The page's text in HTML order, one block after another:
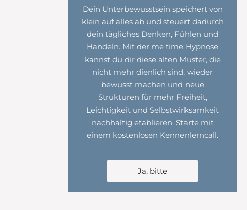
Dein Unterbewusstsein speichert von
klein auf alles ab und steuert dadurch
dein tägliches Denken, Fühlen und
Handeln. Mit der me time Hypnose
kannst du dir diese alten Muster, die
nicht mehr dienlich sind, wieder
bewusst machen und neue
Strukturen für mehr Freiheit,
Leichtigkeit und Selbstwirksamkeit
nachhaltig etablieren. Starte mit
einem kostenlosen Kennenlerncall.
Ja, bitte